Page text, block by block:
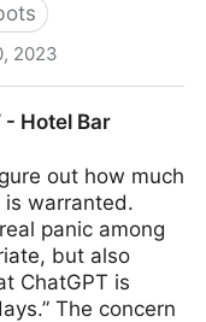
2023
- Hotel Bar
out how much
is warranted.
panic among
but also
ChatGPT is
The concern